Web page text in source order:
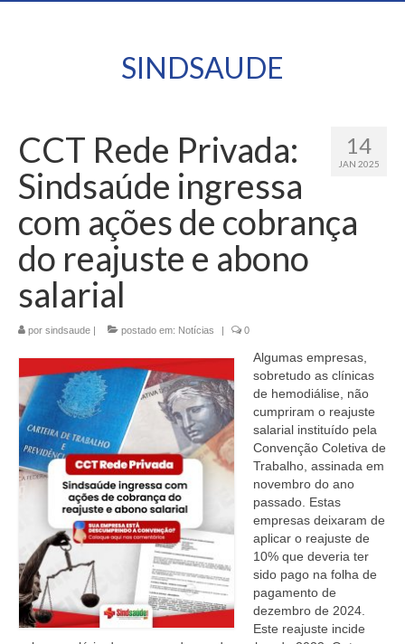
SINDSAUDE
14
JAN 2025
CCT Rede Privada:
Sindsaúde ingressa
com ações de cobrança
do reajuste e abono
salarial
por sindsaude | postado em: Notícias | 0
Algumas empresas,
sobretudo as clínicas
de hemodiálise, não
cumpriram o reajuste
salarial instituído pela
Convenção Coletiva de
Trabalho, assinada em
novembro do ano
passado. Estas
empresas deixaram de
aplicar o reajuste de
10% que deveria ter
sido pago na folha de
pagamento de
dezembro de 2024.
Este reajuste incide